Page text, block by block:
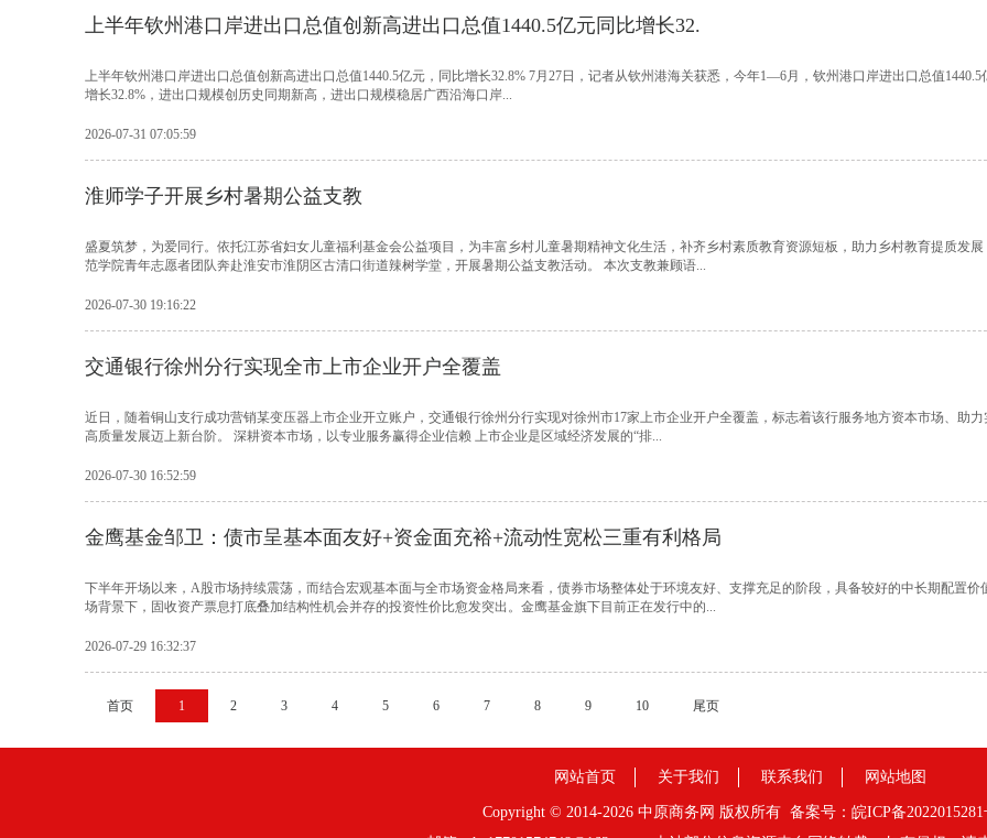
上半年钦州港口岸进出口总值创新高进出口总值1440.5亿元同比增长32.
上半年钦州港口岸进出口总值创新高进出口总值1440.5亿元，同比增长32.8% 7月27日，记者从钦州港海关获悉，今年1—6月，钦州港口岸进出口总值1440.5
增长32.8%，进出口规模创历史同期新高，进出口规模稳居广西沿海口岸...
2026-07-31 07:05:59
淮师学子开展乡村暑期公益支教
盛夏筑梦，为爱同行。依托江苏省妇女儿童福利基金会公益项目，为丰富乡村儿童暑期精神文化生活，补齐乡村素质教育资源短板，助力乡村教育提质发展
范学院青年志愿者团队奔赴淮安市淮阴区古清口街道辣树学堂，开展暑期公益支教活动。 本次支教兼顾语...
2026-07-30 19:16:22
交通银行徐州分行实现全市上市企业开户全覆盖
近日，随着铜山支行成功营销某变压器上市企业开立账户，交通银行徐州分行实现对徐州市17家上市企业开户全覆盖，标志着该行服务地方资本市场、助
高质量发展迈上新台阶。 深耕资本市场，以专业服务赢得企业信赖 上市企业是区域经济发展的“排...
2026-07-30 16:52:59
金鹰基金邹卫：债市呈基本面友好+资金面充裕+流动性宽松三重有利格局
下半年开场以来，A股市场持续震荡，而结合宏观基本面与全市场资金格局来看，债券市场整体处于环境友好、支撑充足的阶段，具备较好的中长期配置价
场背景下，固收资产票息打底叠加结构性机会并存的投资性价比愈发突出。金鹰基金旗下目前正在发行中的...
2026-07-29 16:32:37
首页 1 2 3 4 5 6 7 8 9 10 尾页
网站首页 关于我们 联系我们 网站地图
Copyright © 2014-2026 中原商务网 版权所有 备案号：皖ICP备2022015281